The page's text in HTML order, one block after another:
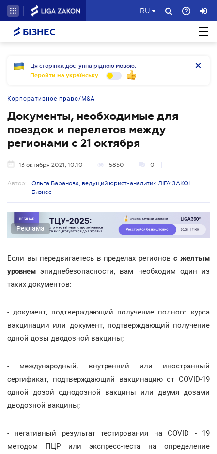
RU
БІЗНЕС
Ця сторінка доступна рідною мовою.
Перейти на українську
Корпоративное право/M&A
Документы, необходимые для
поездок и перелетов между
регионами с 21 октября
13 октября 2021, 10:10 5850 0
Автор:
Ольга Баранова, ведущий юрист-аналитик ЛІГА:ЗАКОН
Бизнес
Реклама
Если вы передвигаетесь в пределах регионов с желтым
уровнем эпиднебезопасности, вам необходим один из
таких документов:
- документ, подтверждающий получение полного курса
вакцинации или документ, подтверждающий получение
одной дозы дводозной вакцины;
- международный, внутренний или иностранный
сертификат, подтверждающий вакцинацию от COVID-19
одной дозой однодозной вакцины или двумя дозами
дводозной вакцины;
- негативный результат тестирования на COVID - 19
методом ПЦР или экспресс-теста на определение